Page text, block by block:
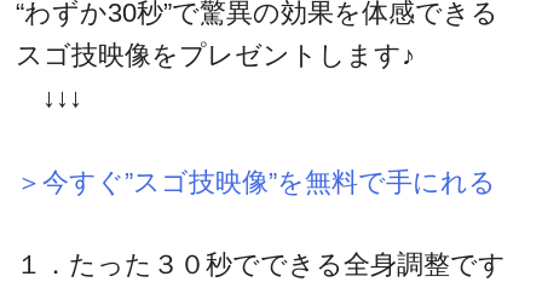
“わずか30秒”で驚異の効果を体感できる
スゴ技映像をプレゼントします♪
↓↓↓
＞今すぐ”スゴ技映像”を無料で手にれる
１．たった３０秒でできる全身調整です